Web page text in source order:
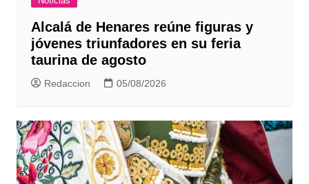
Alcalá de Henares reúne figuras y
jóvenes triunfadores en su feria
taurina de agosto
Redaccion 05/08/2026